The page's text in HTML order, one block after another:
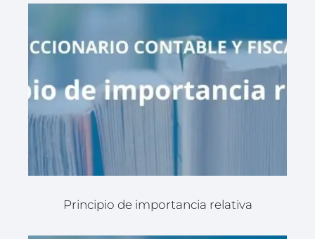
Principio de importancia relativa